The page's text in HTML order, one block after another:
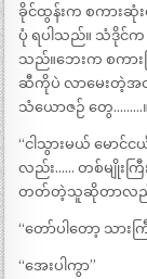
ခိုင်ထွန်းက စကားဆုံ
ပုံ ရပါသည်။ သံဒိုင်
သည်။ဘေးက စကားက
ဆီကိုပဲ လာမေးတဲ့အ
သံယောဇဉ် တွေ………။
“ငါသွားမယ် မော
လည်း…… တစ်မျိုးက
တတ်တဲ့သူဆိုတာလည်း
“တော်ပါတော့ သား
“အေးပါကွာ”